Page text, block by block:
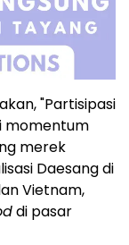
"Partisipasi
momentum
merek
Daesang di
Vietnam,
di pasar